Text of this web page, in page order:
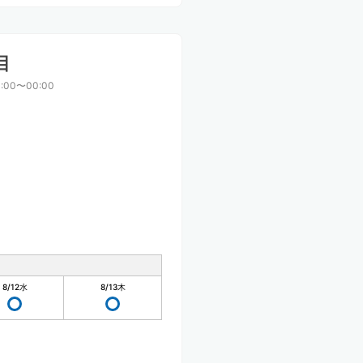
〜00:00
8/12水 8/13木